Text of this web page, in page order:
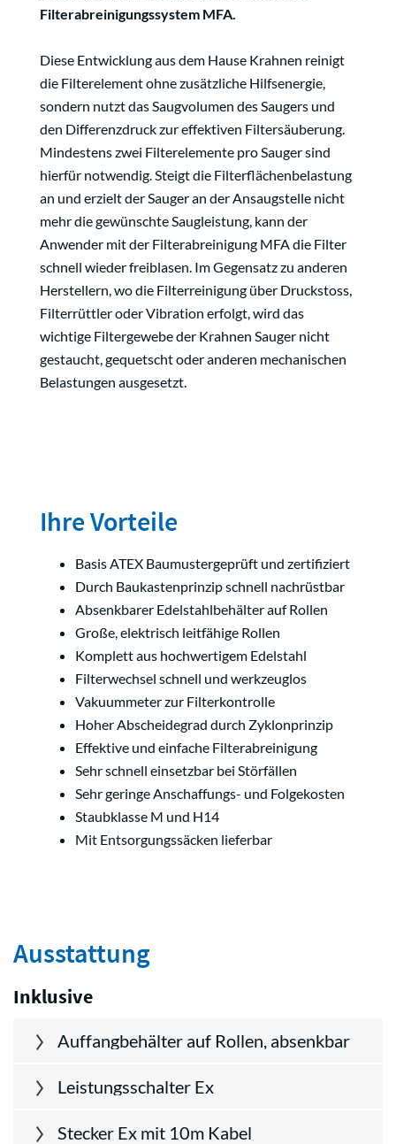
Filterabreinigungssystem MFA.
Diese Entwicklung aus dem Hause Krahnen reinigt
die Filterelement ohne zusätzliche Hilfsenergie,
sondern nutzt das Saugvolumen des Saugers und
den Differenzdruck zur effektiven Filtersäuberung.
Mindestens zwei Filterelemente pro Sauger sind
hierfür notwendig. Steigt die Filterflächenbelastung
an und erzielt der Sauger an der Ansaugstelle nicht
mehr die gewünschte Saugleistung, kann der
Anwender mit der Filterabreinigung MFA die Filter
schnell wieder freiblasen. Im Gegensatz zu anderen
Herstellern, wo die Filterreinigung über Druckstoss,
Filterrüttler oder Vibration erfolgt, wird das
wichtige Filtergewebe der Krahnen Sauger nicht
gestaucht, gequetscht oder anderen mechanischen
Belastungen ausgesetzt.
Ihre Vorteile
Basis ATEX Baumustergeprüft und zertifiziert
Durch Baukastenprinzip schnell nachrüstbar
Absenkbarer Edelstahlbehälter auf Rollen
Große, elektrisch leitfähige Rollen
Komplett aus hochwertigem Edelstahl
Filterwechsel schnell und werkzeuglos
Vakuummeter zur Filterkontrolle
Hoher Abscheidegrad durch Zyklonprinzip
Effektive und einfache Filterabreinigung
Sehr schnell einsetzbar bei Störfällen
Sehr geringe Anschaffungs- und Folgekosten
Staubklasse M und H14
Mit Entsorgungssäcken lieferbar
Ausstattung
Inklusive
Auffangbehälter auf Rollen, absenkbar
Leistungsschalter Ex
Stecker Ex mit 10m Kabel